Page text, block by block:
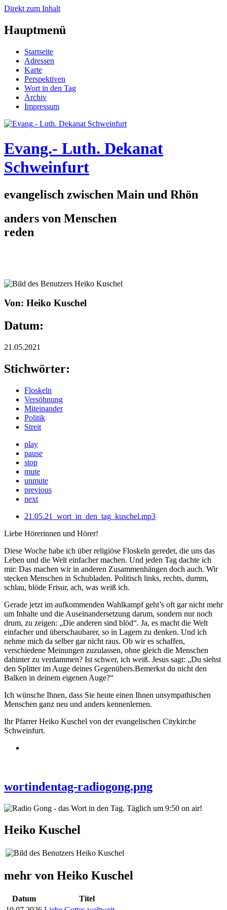
Direkt zum Inhalt
Hauptmenü
Startseite
Adressen
Karte
Perspektiven
Wort in den Tag
Archiv
Impressum
Evang.- Luth. Dekanat
Schweinfurt
evangelisch zwischen Main und Rhön
anders von Menschen
reden
Von: Heiko Kuschel
Datum:
21.05.2021
Stichwörter:
Floskeln
Versöhnung
Miteinander
Politik
Streit
play
pause
stop
mute
unmute
previous
next
21.05.21_wort_in_den_tag_kuschel.mp3
Liebe Hörerinnen und Hörer!
Diese Woche habe ich über religiöse Floskeln geredet, die uns das
Leben und die Welt einfacher machen. Und jeden Tag dachte ich
mir: Das machen wir in anderen Zusammenhängen doch auch. Wir
stecken Menschen in Schubladen. Politisch links, rechts, dumm,
schlau, blöde Frisur, ach, was weiß ich.
Gerade jetzt im aufkommenden Wahlkampf geht’s oft gar nicht mehr
um Inhalte und die Auseinandersetzung darum, sondern nur noch
drum, zu zeigen: „Die anderen sind blöd“. Ja, es macht die Welt
einfacher und überschaubarer, so in Lagern zu denken. Und ich
nehme mich da selber gar nicht raus. Ob wir es schaffen,
verschiedene Meinungen zuzulassen, ohne gleich die Menschen
dahinter zu verdammen? Ist schwer, ich weiß. Jesus sagt: „Du siehst
den Splitter im Auge deines Gegenübers.Bemerkst du nicht den
Balken in deinem eigenen Auge?“
Ich wünsche Ihnen, dass Sie heute einen Ihnen unsympathischen
Menschen ganz neu und anders kennenlernen.
Ihr Pfarrer Heiko Kuschel von der evangelischen Citykirche
Schweinfurt.
wortindentag-radiogong.png
Heiko Kuschel
mehr von Heiko Kuschel
Datum
Titel